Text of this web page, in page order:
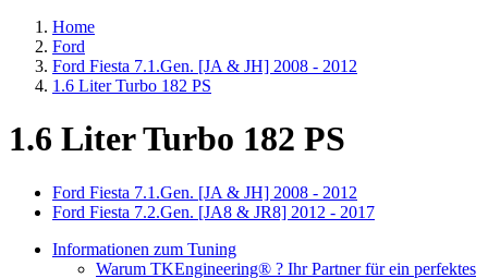
Home
Ford
Ford Fiesta 7.1.Gen. [JA & JH] 2008 - 2012
1.6 Liter Turbo 182 PS
1.6 Liter Turbo 182 PS
Ford Fiesta 7.1.Gen. [JA & JH] 2008 - 2012
Ford Fiesta 7.2.Gen. [JA8 & JR8] 2012 - 2017
Informationen zum Tuning
Warum TKEngineering® ? Ihr Partner für ein perfektes